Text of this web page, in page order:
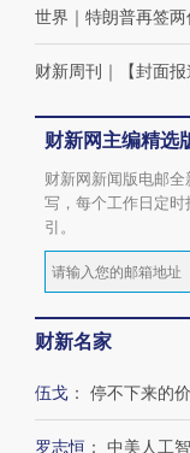
世界 ｜ 特朗普再签
财新周刊 ｜ 【封面
财新网主编精选
财新网新闻版电邮
写，每个工作日定
引。
财新名家
伍戈 ： 停不下来的
罗志恒 ： 中美人工